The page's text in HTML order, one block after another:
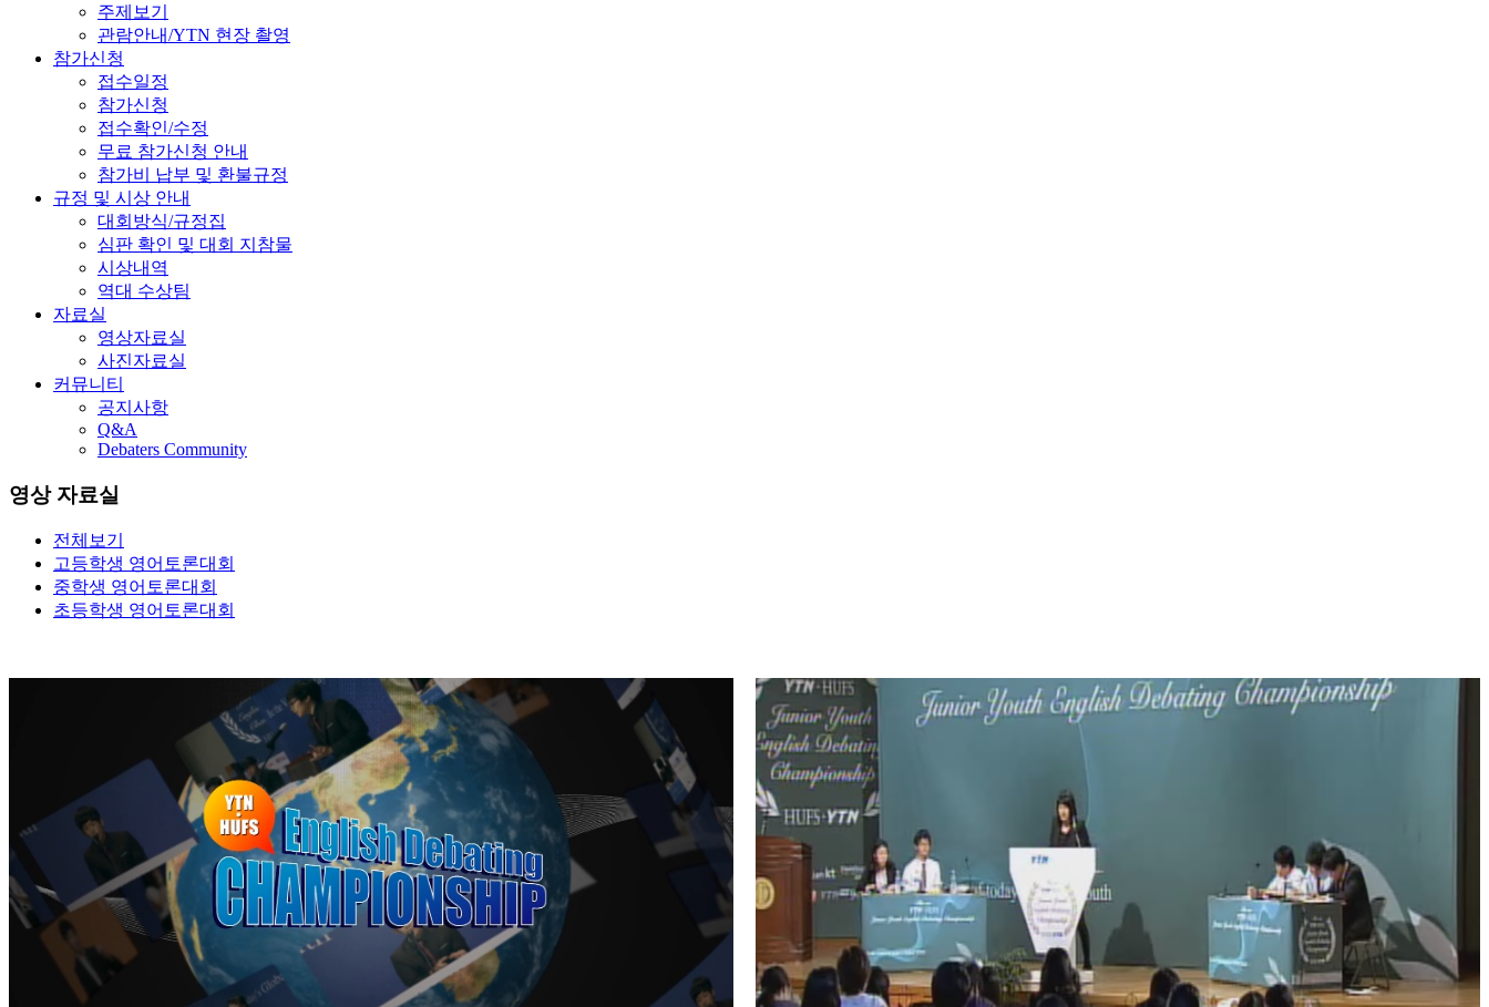
주제보기
관람안내/YTN 현장 촬영
참가신청
접수일정
참가신청
접수확인/수정
무료 참가신청 안내
참가비 납부 및 환불규정
규정 및 시상 안내
대회방식/규정집
심판 확인 및 대회 지참물
시상내역
역대 수상팀
자료실
영상자료실
사진자료실
커뮤니티
공지사항
Q&A
Debaters Community
영상 자료실
전체보기
고등학생 영어토론대회
중학생 영어토론대회
초등학생 영어토론대회